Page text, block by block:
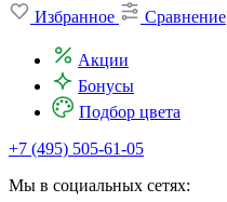
Избранное
Сравнение
Акции
Бонусы
Подбор цвета
+7 (495) 505-61-05
Мы в социальных сетях: